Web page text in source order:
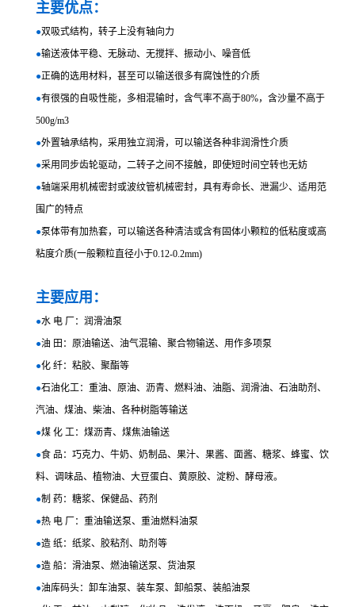
主要优点：
●双吸式结构，转子上没有轴向力
●输送液体平稳、无脉动、无搅拌、振动小、噪音低
●正确的选用材料，甚至可以输送很多有腐蚀性的介质
●有很强的自吸性能，多相混输时，含气率不高于80%，含沙量不高于
500g/m3
●外置轴承结构，采用独立润滑，可以输送各种非润滑性介质
●采用同步齿轮驱动，二转子之间不接触，即使短时间空转也无妨
●轴端采用机械密封或波纹管机械密封，具有寿命长、泄漏少、适用范
围广的特点
●泵体带有加热套，可以输送各种清洁或含有固体小颗粒的低粘度或高
粘度介质(一般颗粒直径小于0.12-0.2mm)
主要应用：
●水 电 厂：润滑油泵
●油 田：原油输送、油气混输、聚合物输送、用作多项泵
●化 纤：粘胶、聚酯等
●石油化工：重油、原油、沥青、燃料油、油脂、润滑油、石油助剂、
汽油、煤油、柴油、各种树脂等输送
●煤 化 工：煤沥青、煤焦油输送
●食 品：巧克力、牛奶、奶制品、果汁、果酱、面酱、糖浆、蜂蜜、饮
料、调味品、植物油、大豆蛋白、黄原胶、淀粉、酵母液。
●制 药：糖浆、保健品、药剂
●热 电 厂：重油输送泵、重油燃料油泵
●造 纸：纸浆、胶粘剂、助剂等
●造 船：滑油泵、燃油输送泵、货油泵
●油库码头：卸车油泵、装车泵、卸船泵、装船油泵